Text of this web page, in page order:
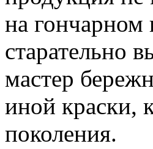
на гончарном
старательно
мастер
иной краски,
поколения.